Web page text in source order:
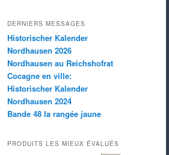
DERNIERS MESSAGES
Historischer Kalender
Nordhausen 2026
Nordhausen au Reichshofrat
Cocagne en ville:
Historischer Kalender
Nordhausen 2024
Bande 48 la rangée jaune
PRODUITS LES MIEUX ÉVALUÉS